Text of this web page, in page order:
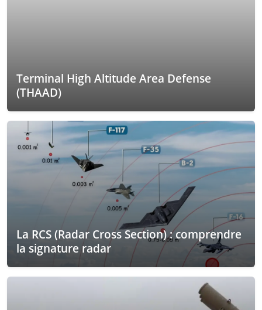
Terminal High Altitude Area Defense
(THAAD)
La RCS (Radar Cross Section) : comprendre
la signature radar